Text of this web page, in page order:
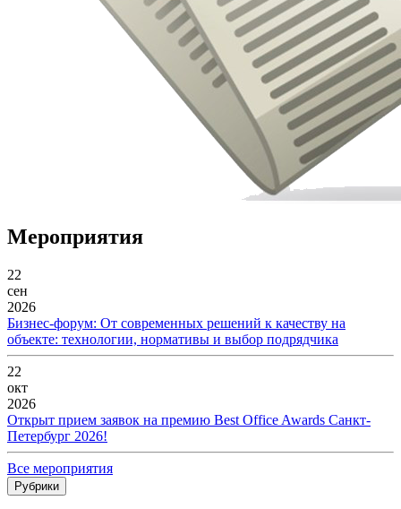
Мероприятия
22
сен
2026
Бизнес-форум: От современных решений к качеству на
объекте: технологии, нормативы и выбор подрядчика
22
окт
2026
Открыт прием заявок на премию Best Office Awards Санкт-
Петербург 2026!
Все мероприятия
Рубрики